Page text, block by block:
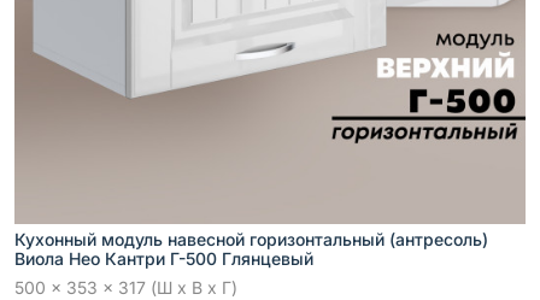
Кухонный модуль навесной горизонтальный (антресоль)
Виола Нео Кантри Г-500 Глянцевый
500 x 353 x 317 (Ш x В x Г)